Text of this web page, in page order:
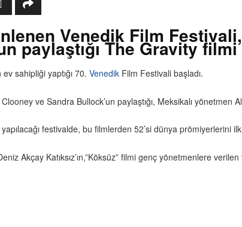
Venedik Film
paylaştığı The Gravity filmi
ev sahipliği yaptığı 70. Venedik Film Festivali başladı.
ve Sandra Bullock’un paylaştığı, Meksikalı yönetmen
festivalde, bu filmlerden 52’si dünya prömiyerlerini
Akçay Katıksız’ın,”Köksüz” filmi genç yönetmenlere